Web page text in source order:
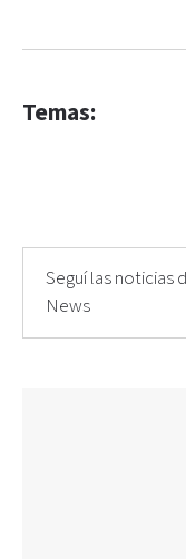
Temas:
Seguí las noticias
News